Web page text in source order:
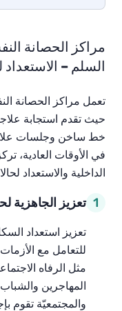
مراكز الحصانة
السلم –
تعمل مراكز الحصانة
حيث تقدم استجابة
خط ساخن وجلسات
في الأوقات العادية،
الداخلية والاستعداد
1 تعزيز الجاهزية
تعزيز استعداد
للتعامل مع الأزمات
مثل الرفاه
المهاجرين والشباب
والمجتمعيّة تقوم